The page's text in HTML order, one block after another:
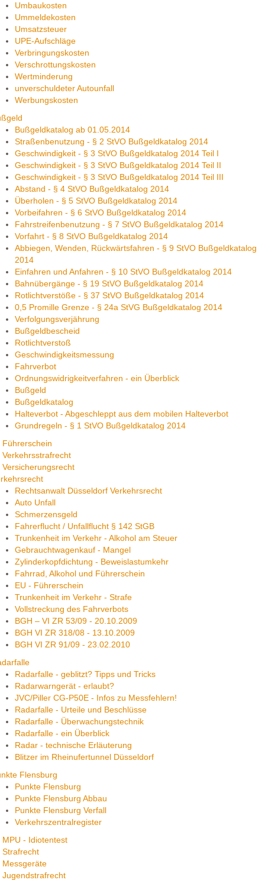
Umbaukosten
Ummeldekosten
Umsatzsteuer
UPE-Aufschläge
Verbringungskosten
Verschrottungskosten
Wertminderung
unverschuldeter Autounfall
Werbungskosten
Bußgeldkatalog ab 01.05.2014
Straßenbenutzung - § 2 StVO Bußgeldkatalog 2014
Geschwindigkeit - § 3 StVO Bußgeldkatalog 2014 Teil I
Geschwindigkeit - § 3 StVO Bußgeldkatalog 2014 Teil II
Geschwindigkeit - § 3 StVO Bußgeldkatalog 2014 Teil III
Abstand - § 4 StVO Bußgeldkatalog 2014
Überholen - § 5 StVO Bußgeldkatalog 2014
Vorbeifahren - § 6 StVO Bußgeldkatalog 2014
Fahrstreifenbenutzung - § 7 StVO Bußgeldkatalog 2014
Vorfahrt - § 8 StVO Bußgeldkatalog 2014
Abbiegen, Wenden, Rückwärtsfahren - § 9 StVO Bußgeldkatalog
2014
Einfahren und Anfahren - § 10 StVO Bußgeldkatalog 2014
Bahnübergänge - § 19 StVO Bußgeldkatalog 2014
Rotlichtverstöße - § 37 StVO Bußgeldkatalog 2014
0,5 Promille Grenze - § 24a StVG Bußgeldkatalog 2014
Verfolgungsverjährung
Bußgeldbescheid
Rotlichtverstoß
Geschwindigkeitsmessung
Fahrverbot
Ordnungswidrigkeitverfahren - ein Überblick
Bußgeld
Bußgeldkatalog
Halteverbot - Abgeschleppt aus dem mobilen Halteverbot
Grundregeln - § 1 StVO Bußgeldkatalog 2014
Führerschein
Verkehrsstrafrecht
Versicherungsrecht
Rechtsanwalt Düsseldorf Verkehrsrecht
Auto Unfall
Schmerzensgeld
Fahrerflucht / Unfallflucht § 142 StGB
Trunkenheit im Verkehr - Alkohol am Steuer
Gebrauchtwagenkauf - Mangel
Zylinderkopfdichtung - Beweislastumkehr
Fahrrad, Alkohol und Führerschein
EU - Führerschein
Trunkenheit im Verkehr - Strafe
Vollstreckung des Fahrverbots
BGH – VI ZR 53/09 - 20.10.2009
BGH VI ZR 318/08 - 13.10.2009
BGH VI ZR 91/09 - 23.02.2010
Radarfalle - geblitzt? Tipps und Tricks
Radarwarngerät - erlaubt?
JVC/Piller CG-P50E - Infos zu Messfehlern!
Radarfalle - Urteile und Beschlüsse
Radarfalle - Überwachungstechnik
Radarfalle - ein Überblick
Radar - technische Erläuterung
Blitzer im Rheinufertunnel Düsseldorf
Flensburg
Punkte Flensburg
Punkte Flensburg Abbau
Punkte Flensburg Verfall
Verkehrszentralregister
MPU - Idiotentest
Strafrecht
Messgeräte
Jugendstrafrecht